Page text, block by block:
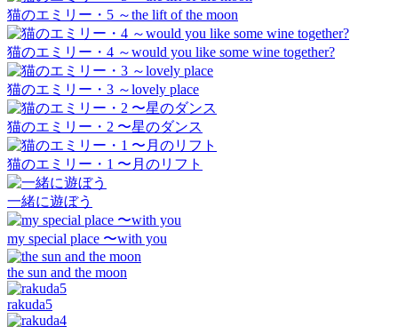
猫のエミリー・5 ～the lift of the moon
猫のエミリー・4 ～would you like some wine together?
猫のエミリー・3 ～lovely place
猫のエミリー・2 〜星のダンス
猫のエミリー・1 〜月のリフト
一緒に遊ぼう
my special place 〜with you
the sun and the moon
rakuda5